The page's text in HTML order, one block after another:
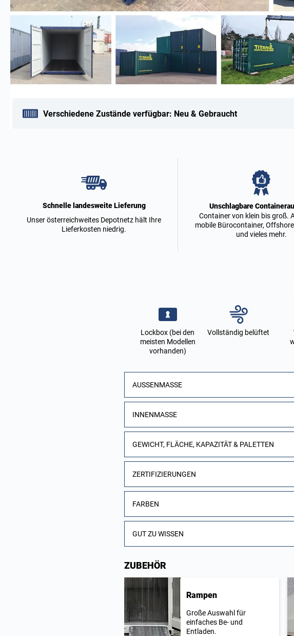
Verschiedene Zustände verfügbar: Neu & Gebraucht
Schnelle landesweite Lieferung
Unser österreichweites Depotnetz hält Ihre
Lieferkosten niedrig.
Unschlagbare
Container von klein bis groß.
mobile Bürocontainer,
und vieles mehr.
Lockbox (bei den
meisten Modellen
vorhanden)
Vollständig belüftet
AUSSENMASSE
INNENMASSE
GEWICHT, FLÄCHE, KAPAZITÄT & PALETTEN
ZERTIFIZIERUNGEN
FARBEN
GUT ZU WISSEN
ZUBEHÖR
Rampen
Große Auswahl für
einfaches Be- und
Entladen.